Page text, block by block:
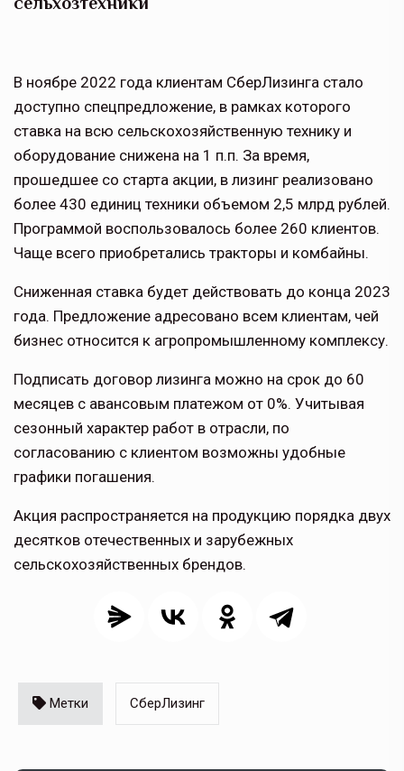
В ноябре 2022 года клиентам СберЛизинга стало
доступно спецпредложение, в рамках которого
ставка на всю сельскохозяйственную технику и
оборудование снижена на 1 п.п. За время,
прошедшее со старта акции, в лизинг реализовано
более 430 единиц техники объемом 2,5 млрд рублей.
Программой воспользовалось более 260 клиентов.
Чаще всего приобретались тракторы и комбайны.
Сниженная ставка будет действовать до конца 2023
года. Предложение адресовано всем клиентам, чей
бизнес относится к агропромышленному комплексу.
Подписать договор лизинга можно на срок до 60
месяцев с авансовым платежом от 0%. Учитывая
сезонный характер работ в отрасли, по
согласованию с клиентом возможны удобные
графики погашения.
Акция распространяется на продукцию порядка двух
десятков отечественных и зарубежных
сельскохозяйственных брендов.
Метки СберЛизинг